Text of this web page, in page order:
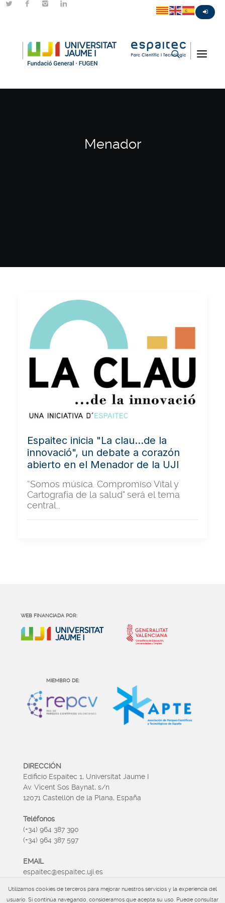
Menador
Espaitec inicia "La clau...de la
innovació", un debate a corazón
abierto en el Menador de la UJI
“Somos música. Compromiso Vital y
Cartografía de la salud" será el tema
central…
WEB FINANCIADA POR:
MIEMBRO DE:
DIRECCIÓN
Edificio Espaitec 1, Universitat Jaume I
Av. Vicent Sos Baynat, s/n
12071 Castellón de la Plana, España
Teléfonos
(+34) 964 387 390
(+34) 964 387 597
EMAIL
espaitec@espaitec.uji.es
HORARIO
Utilizamos cookies de terceros para mejorar nuestros servicios y la experiencia del
usuario. Si continúa navegando, consideramos que acepta su uso. Puede consultar